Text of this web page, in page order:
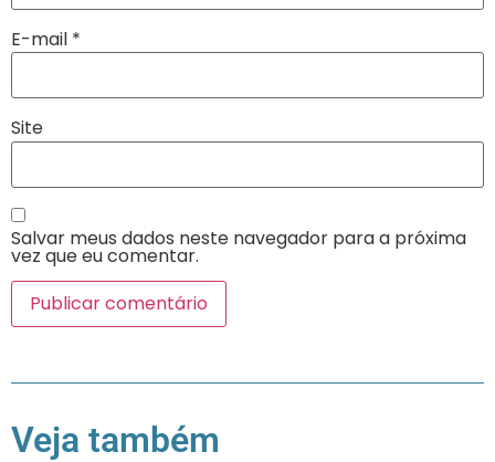
E-mail *
Site
Salvar meus dados neste navegador para a próxima
vez que eu comentar.
Veja também